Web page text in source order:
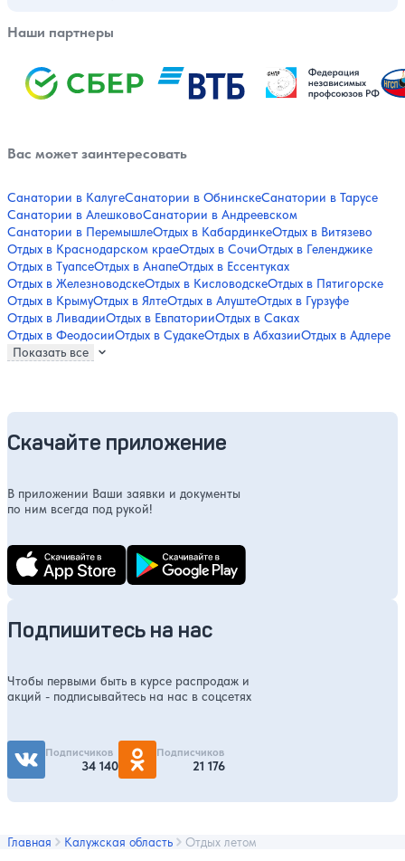
Наши партнеры
Вас может заинтересовать
Санатории в КалугеСанатории в ОбнинскеСанатории в Тарусе
Санатории в АлешковоСанатории в Андреевском
Санатории в ПеремышлеОтдых в КабардинкеОтдых в Витязево
Отдых в Краснодарском краеОтдых в СочиОтдых в Геленджике
Отдых в ТуапсеОтдых в АнапеОтдых в Ессентуках
Отдых в ЖелезноводскеОтдых в КисловодскеОтдых в Пятигорске
Отдых в КрымуОтдых в ЯлтеОтдых в АлуштеОтдых в Гурзуфе
Отдых в ЛивадииОтдых в ЕвпаторииОтдых в Саках
Отдых в ФеодосииОтдых в СудакеОтдых в АбхазииОтдых в Адлере
Показать все
Скачайте приложение
В приложении Ваши заявки и документы
по ним всегда под рукой!
Подпишитесь на нас
Чтобы первыми быть в курсе распродаж и
акций - подписывайтесь на нас в соцсетях
Подписчиков
34 140
Подписчиков
21 176
Главная Калужская область Отдых летом